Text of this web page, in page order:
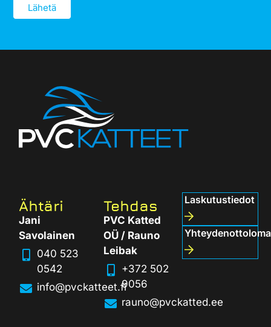
Lähetä
Ähtäri
Jani
Savolainen
040 523
0542
info@pvckatteet.fi
Tehdas
PVC Katted
OÜ / Rauno
Leibak
+372 502
9056
rauno@pvckatted.ee
Laskutustiedot